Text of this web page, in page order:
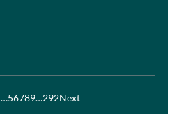
…56789…292Next